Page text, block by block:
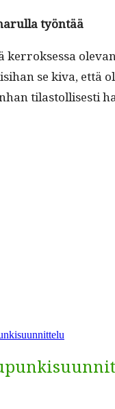
työntää
ker­rokses­sa
se kiva,
tilas­tol­lis­es­ti